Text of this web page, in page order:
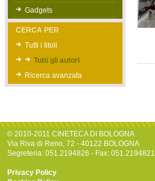
Gadgets
CERCA PER
Tutti i titoli
Tutti gli autori
Ricerca avanzata
© 2010-2011 CINETECA DI BOLOGNA
Via Riva di Reno, 72 - 40122 BOLOGNA
Segreteria: 051.2194826 - Fax: 051.2194821
Privacy Policy